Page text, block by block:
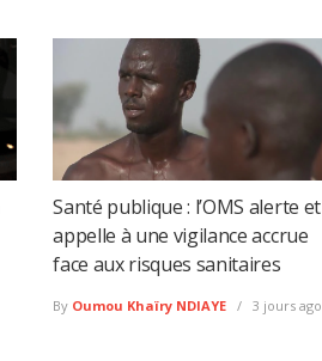
Santé publique : l’OMS alerte et
appelle à une vigilance accrue
face aux risques sanitaires
By Oumou Khaïry NDIAYE 3 jours ago